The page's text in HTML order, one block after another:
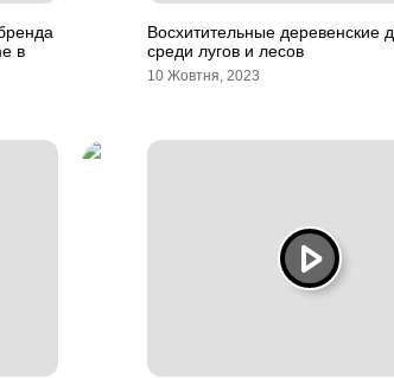
в
Восхитительные деревенские
среди лугов и лесов
10 Жовтня, 2023